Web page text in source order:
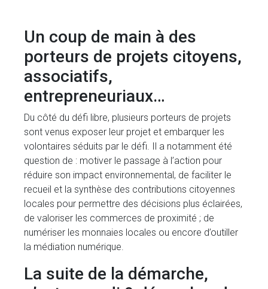
Un coup de main à des
porteurs de projets citoyens,
associatifs,
entrepreneuriaux…
Du côté du défi libre, plusieurs porteurs de projets
sont venus exposer leur projet et embarquer les
volontaires séduits par le défi. Il a notamment été
question de : motiver le passage à l’action pour
réduire son impact environnemental, de faciliter le
recueil et la synthèse des contributions citoyennes
locales pour permettre des décisions plus éclairées,
de valoriser les commerces de proximité ; de
numériser les monnaies locales ou encore d’outiller
la médiation numérique.
La suite de la démarche,